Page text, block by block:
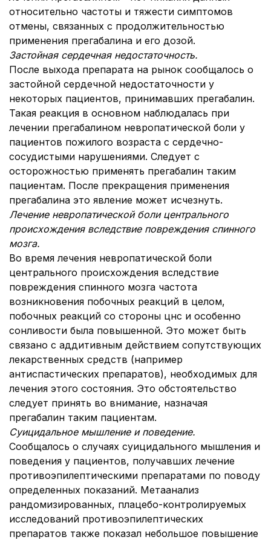
относительно частоты и тяжести симптомов
отмены, связанных с продолжительностью
применения прегабалина и его дозой.
Застойная сердечная недостаточность.
После выхода препарата на рынок сообщалось о
застойной сердечной недостаточности у
некоторых пациентов, принимавших прегабалин.
Такая реакция в основном наблюдалась при
лечении прегабалином невропатической боли у
пациентов пожилого возраста с сердечно-
сосудистыми нарушениями. Следует с
осторожностью применять прегабалин таким
пациентам. После прекращения применения
прегабалина это явление может исчезнуть.
Лечение невропатической боли центрального
происхождения вследствие повреждения спинного
мозга.
Во время лечения невропатической боли
центрального происхождения вследствие
повреждения спинного мозга частота
возникновения побочных реакций в целом,
побочных реакций со стороны цнс и особенно
сонливости была повышенной. Это может быть
связано с аддитивным действием сопутствующих
лекарственных средств (например
антиспастических препаратов), необходимых для
лечения этого состояния. Это обстоятельство
следует принять во внимание, назначая
прегабалин таким пациентам.
Суицидальное мышление и поведение.
Сообщалось о случаях суицидального мышления и
поведения у пациентов, получавших лечение
противоэпилептическими препаратами по поводу
определенных показаний. Метаанализ
рандомизированных, плацебо-контролируемых
исследований противоэпилептических
препаратов также показал небольшое повышение